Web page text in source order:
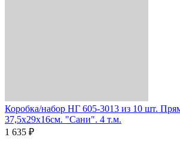
Коробка/набор НГ 605-3013 из 10 шт.
37,5х29х16см. "Сани". 4 т.м.
1 635 ₽